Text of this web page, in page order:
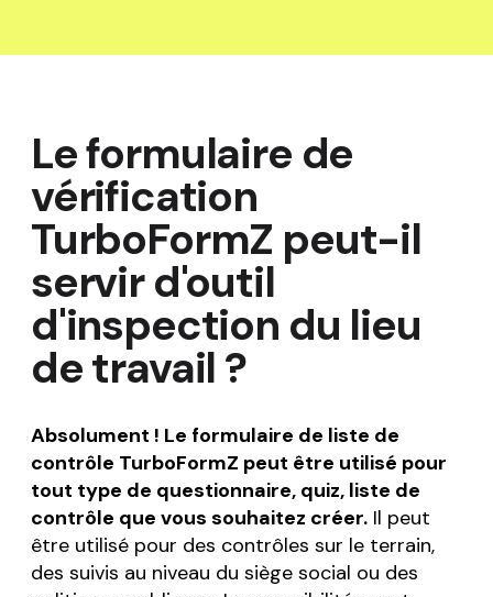
Le formulaire de
vérification
TurboFormZ peut-il
servir d'outil
d'inspection du lieu
de travail ?
Absolument ! Le formulaire de liste de
contrôle TurboFormZ peut être utilisé pour
tout type de questionnaire, quiz, liste de
contrôle que vous souhaitez créer.Il peut
être utilisé pour des contrôles sur le terrain,
des suivis au niveau du siège social ou des